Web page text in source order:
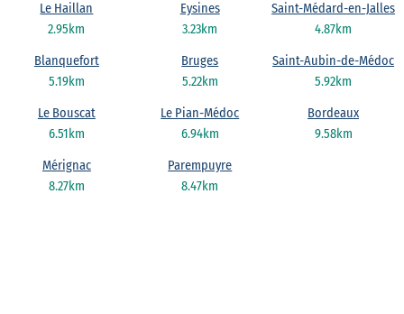
2.95km
Le Haillan
3.23km
Eysines
4.87km
Saint-Médard-en-Jalles
5.19km
Blanquefort
5.22km
Bruges
5.92km
Saint-Aubin-de-Médoc
6.51km
Le Bouscat
6.94km
Le Pian-Médoc
9.58km
Bordeaux
8.27km
Mérignac
8.47km
Parempuyre